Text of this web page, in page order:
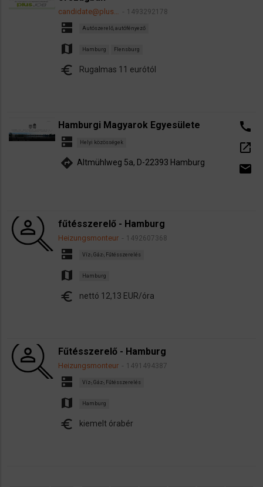
candidate@plus… 1493292178
dns Autószerelő, autófényező
map Hamburg Flensburg
euro Rugalmas 11 eurótól
Hamburgi Magyarok Egyesülete
dns Helyi közösségek
directions Altmühlweg 5a, D-22393 Hamburg
call
open_in_new
email
fűtésszerelő - Hamburg
Heizungsmonteur 1492607368
dns Víz-, Gáz-, Fűtésszerelés
map Hamburg
euro nettó 12,13 EUR/óra
Fűtésszerelő - Hamburg
Heizungsmonteur 1491494387
dns Víz-, Gáz-, Fűtésszerelés
map Hamburg
euro kiemelt órabér